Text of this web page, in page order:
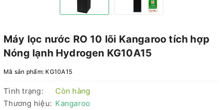
Máy lọc nước RO 10 lõi Kangaroo tích hợp
Nóng lạnh Hydrogen KG10A15
Mã sản phẩm: KG10A15
Tình trạng:
Còn hàng
Thương hiệu: Kangaroo